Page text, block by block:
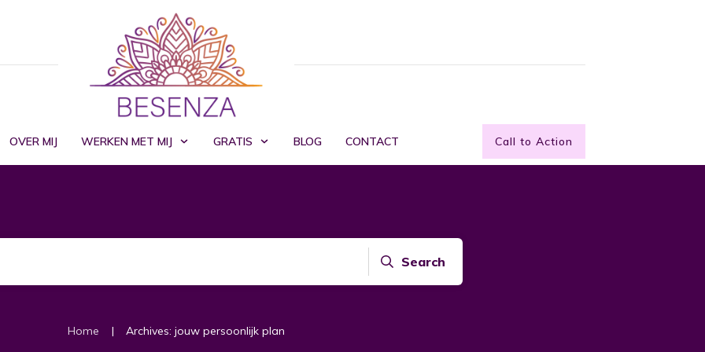
OVER MIJ WERKEN MET MIJ GRATIS BLOG CONTACT Call to Action
Search
Home | Archives: jouw persoonlijk plan